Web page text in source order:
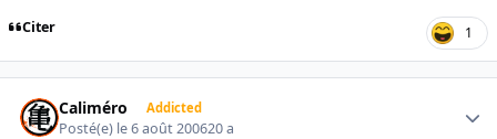
Citer 1
Caliméro Addicted
Posté(e) le 6 août 200620 a